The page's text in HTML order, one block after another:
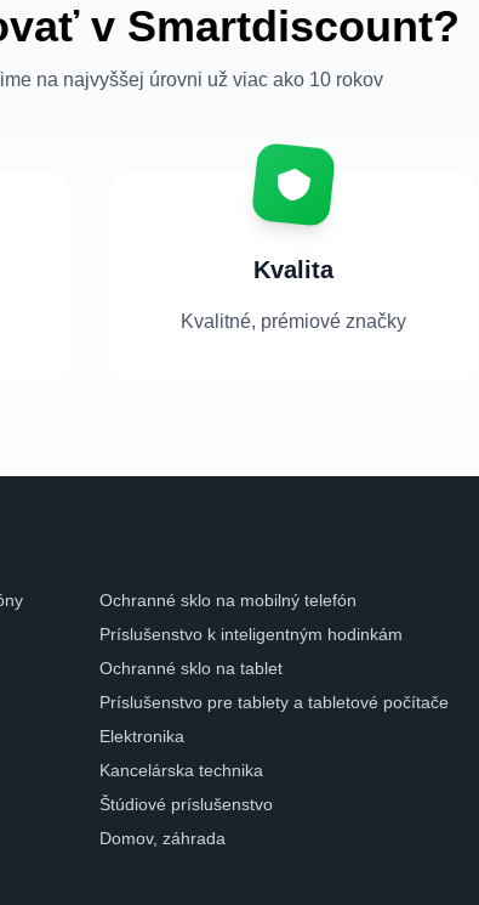
v Smartdiscount?
na najvyššej úrovni už viac ako 10 rokov
Kvalita
Kvalitné, prémiové značky
Ochranné sklo na mobilný telefón
Príslušenstvo k inteligentným hodinkám
Ochranné sklo na tablet
Príslušenstvo pre tablety a tabletové počítače
Elektronika
Kancelárska technika
Štúdiové príslušenstvo
Domov, záhrada